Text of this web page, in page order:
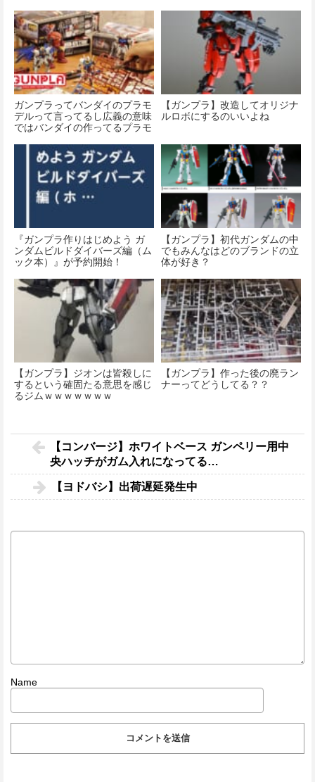
ガンプラってバンダイのプラモ
デルって言ってるし広義の意味
ではバンダイの作ってるプラモ
【ガンプラ】改造してオリジナ
ルロボにするのいいよね
『ガンプラ作りはじめよう ガ
ンダムビルドダイバーズ編（ム
ック本）』が予約開始！
【ガンプラ】初代ガンダムの中
でもみんなはどのブランドの立
体が好き？
【ガンプラ】ジオンは皆殺しに
するという確固たる意思を感じ
るジムｗｗｗｗｗｗｗ
【ガンプラ】作った後の廃ラン
ナーってどうしてる？？
【コンバージ】ホワイトベース ガンペリー用中
央ハッチがガム入れになってる…
【ヨドバシ】出荷遅延発生中
Name